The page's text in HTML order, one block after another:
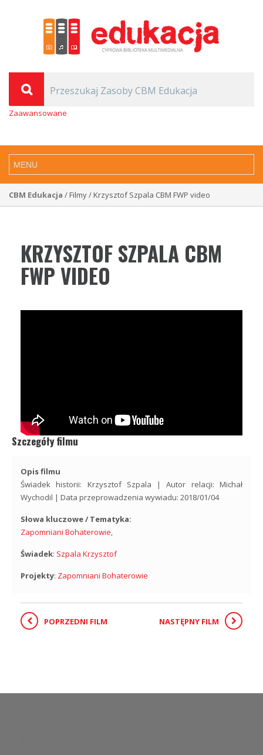
Zaawansowane
CBM Edukacja / Filmy / Krzysztof Szpala CBM FWP video
KRZYSZTOF SZPALA CBM
FWP VIDEO
Szczegóły filmu
Opis filmu
Świadek historii: Krzysztof Szpala | Autor relacji: Michał
Wychodil | Data przeprowadzenia wywiadu: 2018/01/04
Słowa kluczowe / Tematyka:
Zapomniani Bohaterowie,
Świadek: Szpala Krzysztof
Projekty: Zapomniani Bohaterowie
POPRZEDNI FILM NASTĘPNY FILM